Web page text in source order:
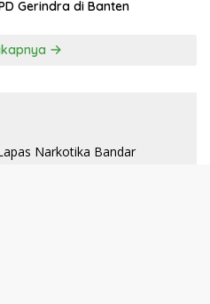
Gerindra di Banten